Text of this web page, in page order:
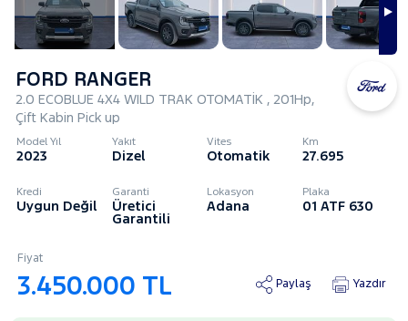
FORD RANGER
2.0 ECOBLUE 4X4 WILD TRAK OTOMATİK , 201Hp,
Çift Kabin Pick up
Model Yıl
2023
Yakıt
Dizel
Vites
Otomatik
Km
27.695
Kredi
Uygun Değil
Garanti
Üretici
Garantili
Lokasyon
Adana
Plaka
01 ATF 630
Fiyat
3.450.000 TL Paylaş Yazdır